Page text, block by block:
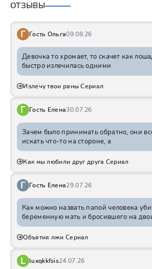
ОТЗЫВЫ
Г Гость Ольга09.08.26
Девочка то хромает, то скачет как
быстро излечилась одними
Излечу твои раны Сериал
Г Гость Елена30.07.26
Зачем было принимать обратно, они
искать что-то на стороне, а
Как мы любили друг друга Сериал
Г Гость Елена29.07.26
Как можно назвать папой человека
беременную мать и бросившего на
Объятия лжи Сериал
L luxqkkfsis24.07.26